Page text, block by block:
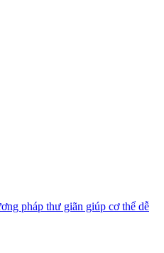
pháp thư giãn giúp cơ thể dễ